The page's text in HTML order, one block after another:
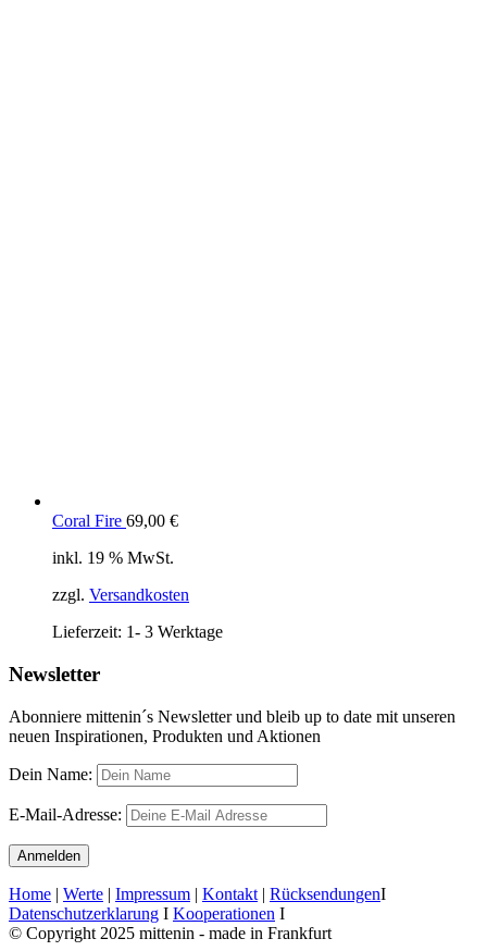
Coral Fire 69,00 €
inkl. 19 % MwSt.
zzgl. Versandkosten
Lieferzeit: 1- 3 Werktage
Newsletter
Abonniere mittenin´s Newsletter und bleib up to date mit unseren
neuen Inspirationen, Produkten und Aktionen
Dein Name:
E-Mail-Adresse:
Home | Werte | Impressum | Kontakt | RücksendungenI
Datenschutzerklarung I Kooperationen I
© Copyright 2025 mittenin - made in Frankfurt